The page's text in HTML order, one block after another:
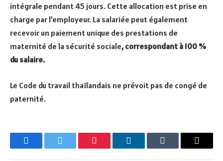
intégrale pendant 45 jours. Cette allocation est prise en
charge par l’employeur. La salariée peut également
recevoir un paiement unique des prestations de
maternité de la sécurité sociale, correspondant à 100 %
du salaire.
Le Code du travail thaïlandais ne prévoit pas de congé de
paternité.
FacebookTwitter Pinterest LinkedInTumblr Email